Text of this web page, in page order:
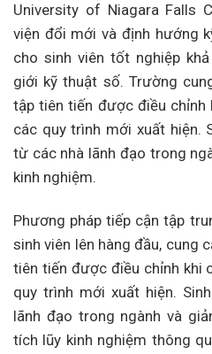
University of Niagara Falls
viện đổi mới và định hướng
cho sinh viên tốt nghiệp
giới kỹ thuật số. Trường
tập tiên tiến được điều chỉnh
các quy trình mới xuất hiện.
từ các nhà lãnh đạo trong
kinh nghiệm.
Phương pháp tiếp cận tập
sinh viên lên hàng đầu, cung
tiên tiến được điều chỉnh khi
quy trình mới xuất hiện.
lãnh đạo trong ngành và
tích lũy kinh nghiệm thông